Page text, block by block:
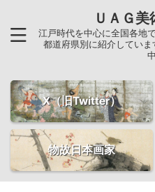
ＵＡＧ
江戸時代を中心に全国各地
都道府県別に紹介してい
X（旧Twitter）
物故日本画家